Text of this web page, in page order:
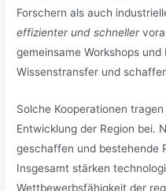
Forschern als auch
effizienter und schneller
gemeinsame Workshops
Wissenstransfer und
Solche Kooperationen
Entwicklung der Region bei.
geschaffen und bestehende
Insgesamt stärken
Wettbewerbsfähigkeit der